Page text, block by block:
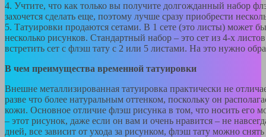
4. Учтите, что как только вы получите долгожданный набор
захочется сделать еще, поэтому лучше сразу приобрести
5. Татуировки продаются сетами. В 1 сете (это листы) может
несколько рисунков. Стандартный набор – это сет из 4-х
встретить сет с флэш тату с 2 или 5 листами. На это нужно
В чем преимущества временной татуировки
Внешне металлизированная татуировка практически не
разве что более натуральным оттенком, поскольку он
кожи. Основное отличие флэш рисунка в том, что носить его
– этот рисунок, даже если он вам и очень нравится – не
дней, все зависит от ухода за рисунком, флэш тату можно